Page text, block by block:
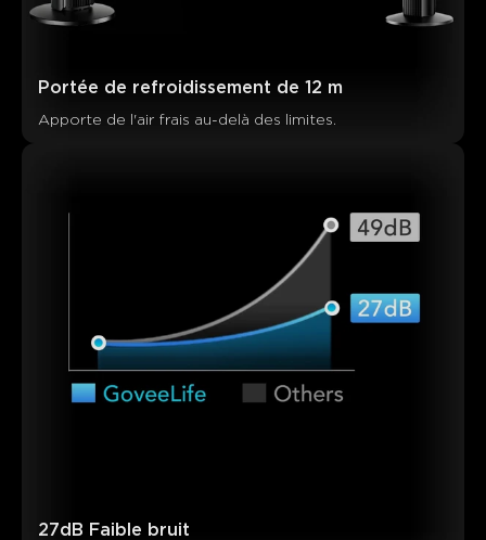
Portée de refroidissement de 12 m
Apporte de l'air frais au-delà des limites.
27dB Faible bruit